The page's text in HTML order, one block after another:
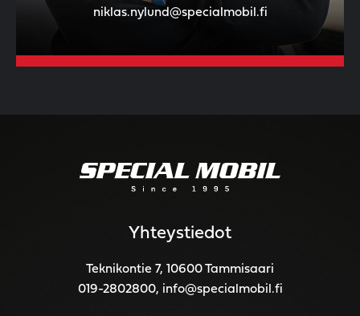
niklas.nylund@specialmobil.fi
Yhteystiedot
Teknikontie 7, 10600 Tammisaari
019-2802800, info@specialmobil.fi